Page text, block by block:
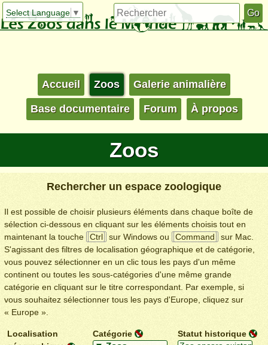
Select Language ▼
Accueil Zoos Galerie animalière
Base documentaire Forum À propos
Zoos
Rechercher un espace zoologique
Il est possible de choisir plusieurs éléments dans chaque boîte de
sélection ci-dessous en cliquant sur les éléments choisis tout en
maintenant la touche
Ctrl sur Windows ou Command
sur Mac.
S'agissant des filtres de localisation géographique et de catégorie,
vous pouvez sélectionner en un clic tous les pays d'un même
continent ou toutes les sous-catégories d'une même grande
catégorie en cliquant sur le titre correspondant. Par exemple, si
vous souhaitez sélectionner tous les pays d'Europe, cliquez sur
« Europe ».
Localisation
Catégorie Statut historique